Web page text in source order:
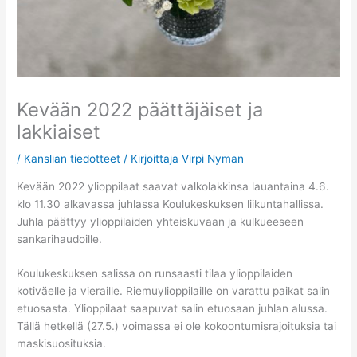
Kevään 2022 päättäjäiset ja
lakkiaiset
/ Kanslian tiedotteet / KirjoittajaVirpi Nyman
Kevään 2022 ylioppilaat saavat valkolakkinsa lauantaina 4.6.
klo 11.30 alkavassa juhlassa Koulukeskuksen liikuntahallissa.
Juhla päättyy ylioppilaiden yhteiskuvaan ja kulkueeseen
sankarihaudoille.
Koulukeskuksen salissa on runsaasti tilaa ylioppilaiden
kotiväelle ja vieraille. Riemuylioppilaille on varattu paikat salin
etuosasta. Ylioppilaat saapuvat salin etuosaan juhlan alussa.
Tällä hetkellä (27.5.) voimassa ei ole kokoontumisrajoituksia tai
maskisuosituksia.